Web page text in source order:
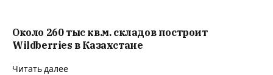
Около 260 тыс кв.м. складов построит
Wildberries в Казахстане
Читать далее